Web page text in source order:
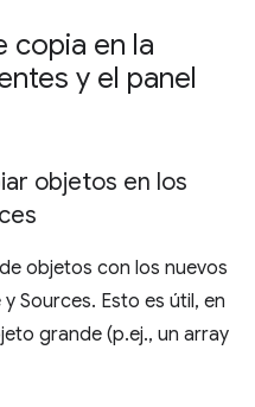
copia en la
y el panel
objetos en los
objetos con los nuevos
Sources. Esto es útil, en
grande (p.ej., un array